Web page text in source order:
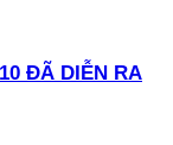
ĐÃ DIỄN RA